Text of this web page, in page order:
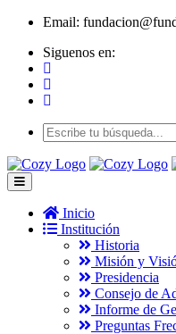
Email:
Siguenos en:
Inicio
Institución
Historia
Misión y
Presidencia
Consejo de
Informe de
Preguntas